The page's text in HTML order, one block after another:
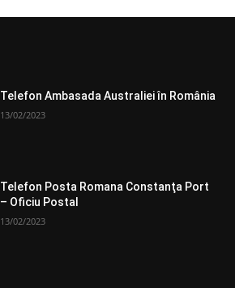
Telefon Ambasada Australiei în România
13/02/2023
Telefon Posta Romana Constanţa Port
– Oficiu Postal
13/02/2023